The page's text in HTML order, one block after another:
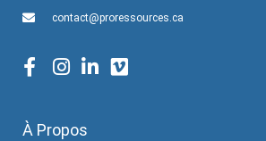
contact@proressources.ca
À Propos